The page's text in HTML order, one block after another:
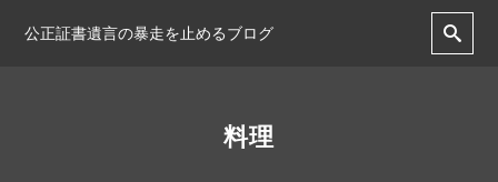
公正証書遺言の暴走を止めるブログ
料理